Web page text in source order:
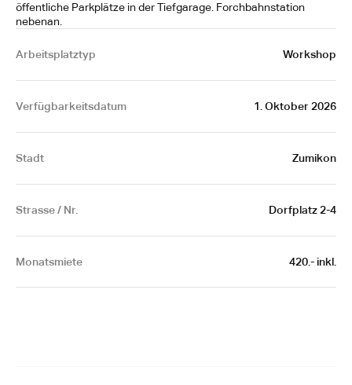
öffentliche Parkplätze in der Tiefgarage. Forchbahnstation
nebenan.
Arbeitsplatztyp Workshop
Verfügbarkeitsdatum 1. Oktober 2026
Stadt Zumikon
Strasse / Nr. Dorfplatz 2-4
Monatsmiete 420.- inkl.